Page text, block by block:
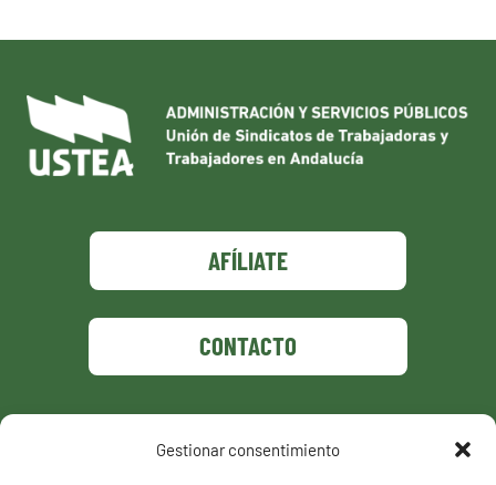
Gestionar consentimiento
AFÍLIATE
CONTACTO